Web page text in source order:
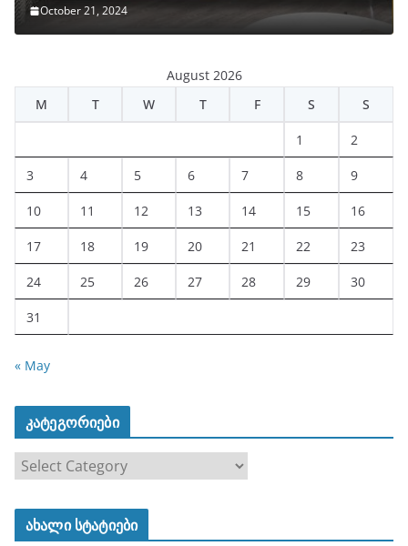
October 21, 2024
August 2026
M
T W T F S S
1 2
3 4 5 6 7 8 9
10 11 12 13 14 15 16
17 18 19 20 21 22 23
24 25 26 27 28 29 30
31
« May
კატეგორიები
ტ
ახალი სტატიები